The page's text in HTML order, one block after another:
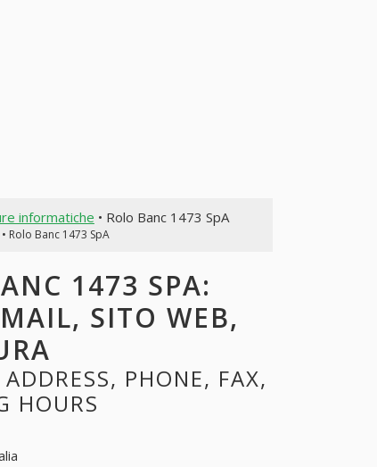
informatiche • Rolo Banc 1473 SpA
Rolo Banc 1473 SpA
1473 SPA:
SITO WEB,
PHONE, FAX,
HOURS